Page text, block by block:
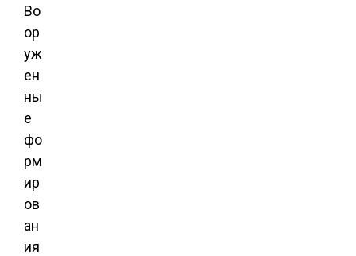
Во
ор
уж
ен
ны
е
фо
рм
ир
ов
ан
ия